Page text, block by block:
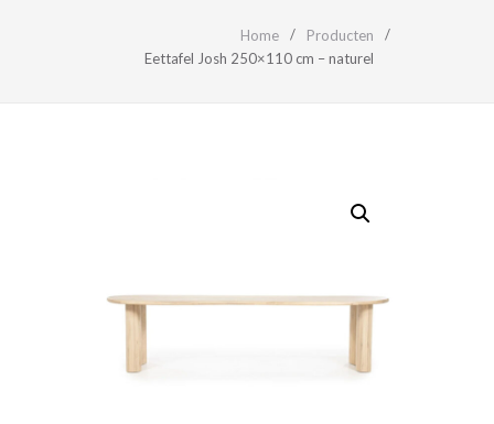
Home
Producten
Eettafel Josh 250×110 cm – naturel